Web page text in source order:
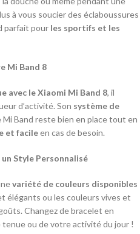
à vous soucier des éclaboussures
parfait pour les sportifs et les
Mi Band 8
avec le Xiaomi Mi Band 8, il
d’activité. Son système de
Band reste bien en place tout en
et facileen cas de besoin.
Style Personnalisé
variété de couleurs disponibles
élégants ou les couleurs vives et
Changez de bracelet en
ou de votre activité du jour !